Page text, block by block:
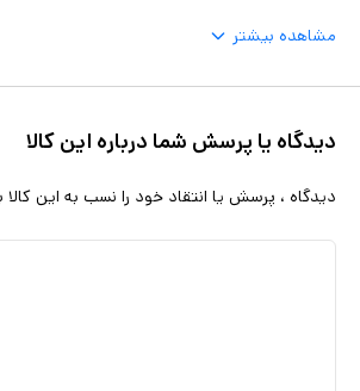
مشاهده بیشتر
دیدگاه یا پرسش شما درباره این کالا
دیدگاه ، پرسش یا انتقاد خود را نسب به این کالا